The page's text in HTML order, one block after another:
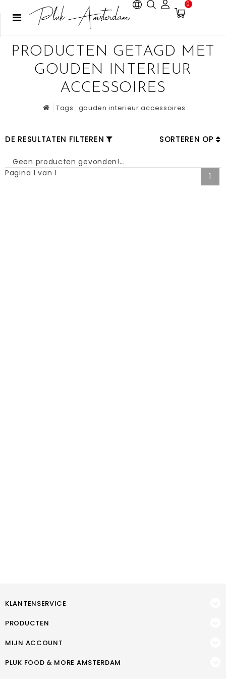
0
PRODUCTEN GETAGD MET
GOUDEN INTERIEUR
ACCESSOIRES
Tags gouden interieur accessoires
DE RESULTATEN FILTEREN SORTEREN OP
Geen producten gevonden!...
Pagina 1 van 1
1
KLANTENSERVICE
PRODUCTEN
MIJN ACCOUNT
PLUK FOOD & MORE AMSTERDAM